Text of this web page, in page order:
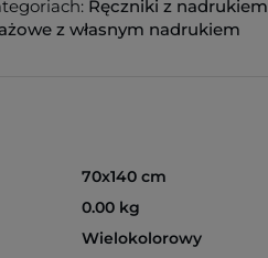
Ręczniki z nadrukiem
z własnym nadrukiem
70x140 cm
0.00 kg
Wielokolorowy